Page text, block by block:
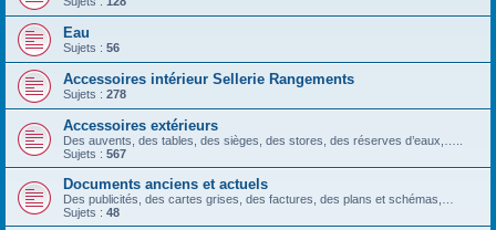
Eau
Sujets : 56
Accessoires intérieur Sellerie Rangements
Sujets : 278
Accessoires extérieurs
Des auvents, des tables, des sièges, des stores, des réserves d’eaux,…..
Sujets : 567
Documents anciens et actuels
Des publicités, des cartes grises, des factures, des plans et schémas,…
Sujets : 48